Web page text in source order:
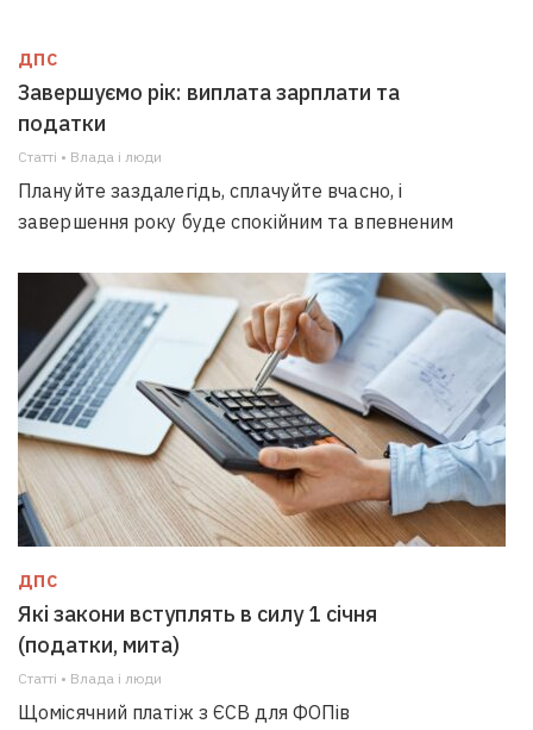
ДПС
Завершуємо рік: виплата зарплати та
податки
Статті • Влада i люди
Плануйте заздалегідь, сплачуйте вчасно, і
завершення року буде спокійним та впевненим
ДПС
Які закони вступлять в силу 1 січня
(податки, мита)
Статті • Влада i люди
Щомісячний платіж з ЄСВ для ФОПів